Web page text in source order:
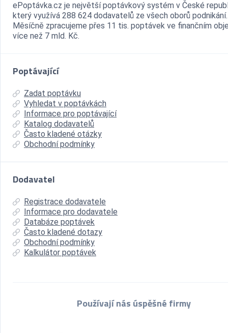
ePoptávka.cz je největší poptávkový systém v České
který využívá 288 624 dodavatelů ze všech oborů podnikání.
Měsíčně zpracujeme přes 11 tis. poptávek ve finančním
více než 7 mld. Kč.
Poptávající
Zadat poptávku
Vyhledat v poptávkách
Informace pro poptávající
Katalog dodavatelů
Často kladené otázky
Obchodní podmínky
Dodavatel
Registrace dodavatele
Informace pro dodavatele
Databáze poptávek
Často kladené dotazy
Obchodní podmínky
Kalkulátor poptávek
Používají nás úspěšné firmy